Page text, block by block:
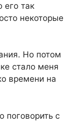
его так
некоторые
Но потом
стало меня
времени на
поговорить с